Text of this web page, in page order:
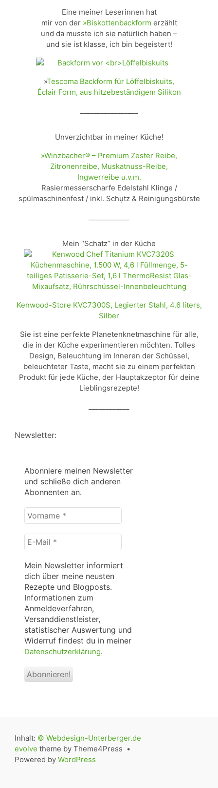
Eine meiner Leserinnen hat
mir von der »Biskottenbackform erzählt
und da musste ich sie natürlich haben –
und sie ist klasse, ich bin begeistert!
»Tescoma Backform für Löffelbiskuits,
Éclair Form, aus hitzebeständigem Silikon
Unverzichtbar in meiner Küche!
»Winzbacher® – Premium Zester Reibe,
Zitronenreibe, Muskatnuss-Reibe,
Ingwerreibe u.v.m.
Rasiermesserscharfe Edelstahl Klinge /
spülmaschinenfest / inkl. Schụtz & Reinigungsbürste
Mein “Schatz” in der Küche
Kenwood-Store KVC7300S, Legierter Stahl, 4.6 liters,
Silber
Sie ist eine perfekte Planetenknetmaschine für alle,
die in der Küche experimentieren möchten. Tolles
Design, Beleuchtung im Inneren der Schüssel,
beleuchteter Taste, macht sie zu einem perfekten
Produkt für jede Küche, der Hauptakzeptor für deine
Lieblingsrezepte!
Newsletter:
Abonniere meinen Newsletter
und schließe dich anderen
Abonnenten an.
Vorname
*
E-
Mail
*
Mein Newsletter informiert
dich über meine neusten
Rezepte und Blogposts.
Informationen zum
Anmeldeverfahren,
Versanddienstleister,
statistischer Auswertung und
Widerruf findest du in meiner
Datenschutzerklärung.
Inhalt: © Webdesign-Unterberger.de
evolve theme by Theme4Press •
Powered by WordPress